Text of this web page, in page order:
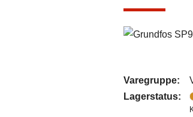
Varegruppe:
Lagerstatus: